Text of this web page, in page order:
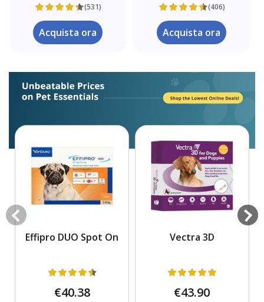
(531)
Acquista ora
(406)
Acquista ora
Effipro DUO Spot On
€40.38
Vectra 3D
€43.90